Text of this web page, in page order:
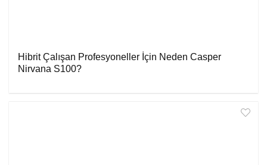
Hibrit Çalışan Profesyoneller İçin Neden Casper
Nirvana S100?